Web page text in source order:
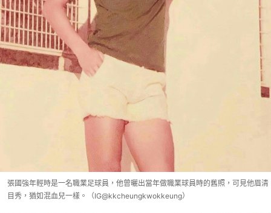
張國強年輕時是一名職業足球員，他曾曬出當年做職業球員時的舊照，可見他眉清
目秀，猶如混血兒一樣。（IG@kkcheungkwokkeung）